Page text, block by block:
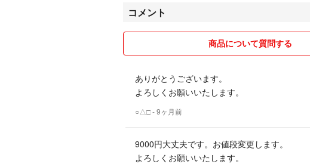
コメント
商品について質問する
ありがとうございます。
よろしくお願いいたします。
○△□- 9ヶ月前
9000円大丈夫です。お値段変更します。
よろしくお願いいたします。